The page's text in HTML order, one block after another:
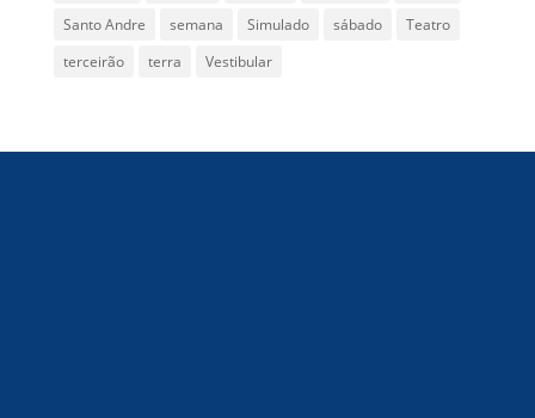
Santo Andre
semana Simulado sábado
Teatro
terceirão
terra Vestibular